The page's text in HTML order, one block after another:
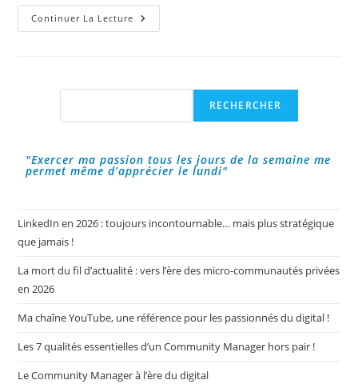
Continuer La Lecture Stories
Instagram
Dans
Social
Rechercher
RECHERCHER
"Exercer ma passion tous les jours de la semaine me
permet même d’apprécier le lundi"
LinkedIn en 2026 : toujours incontournable… mais plus stratégique
que jamais !
La mort du fil d’actualité : vers l’ère des micro-communautés privées
en 2026
Ma chaîne YouTube, une référence pour les passionnés du digital !
Les 7 qualités essentielles d’un Community Manager hors pair !
Le Community Manager à l’ère du digital